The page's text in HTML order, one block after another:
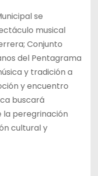
se
musical
Conjunto
del Pentagrama
y tradición a
y encuentro
buscará
peregrinación
cultural y